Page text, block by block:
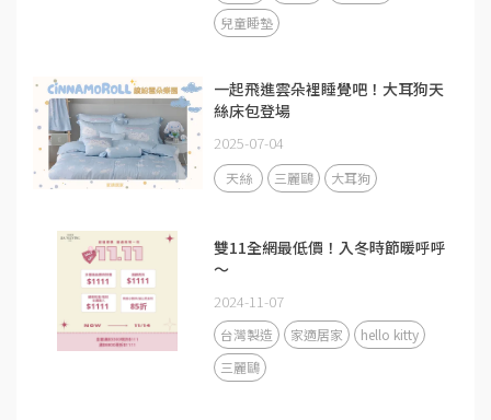
兒童睡墊
一起飛進雲朵裡睡覺吧！大耳狗天
絲床包登場
2025-07-04
天絲 三麗鷗 大耳狗
雙11全網最低價！入冬時節暖呼呼
～
2024-11-07
台灣製造 家適居家
hello kitty
三麗鷗